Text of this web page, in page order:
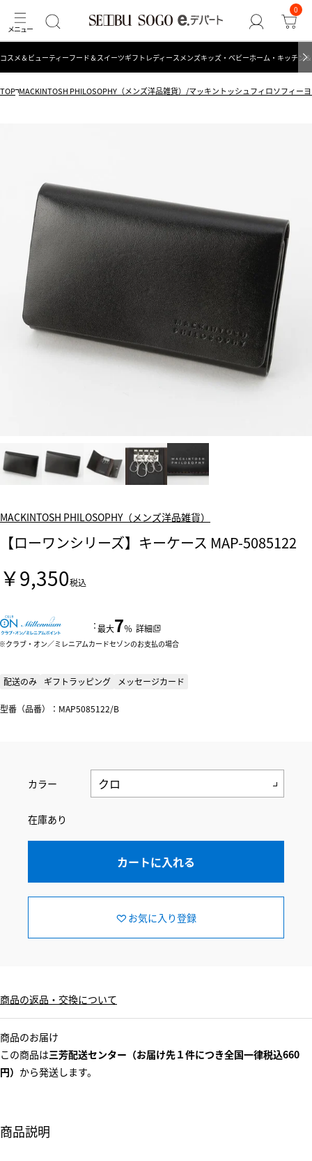
0
コスメ＆ビューティーフード＆スイーツギフト レディース メンズキッズ・ベビーホーム・キッチン
TOP MACKINTOSH PHILOSOPHY（メンズ洋品雑貨）/マッキントッシュフィロソフィー
MACKINTOSH PHILOSOPHY（メンズ洋品雑貨）
【ローワンシリーズ】キーケース MAP-5085122
￥9,350税込
：最大7％ 詳細
クラブ・オン／ミレニアムカードセゾンのお支払の場合
配送のみ ギフトラッピング メッセージカード
型番（品番）：MAP5085122/B
カラー
在庫あり
カートに入れる
お気に入り登録
商品の返品・交換について
商品のお届け
この商品は三芳配送センター（お届け先１件につき全国一律税込660
円） から発送します。
商品説明